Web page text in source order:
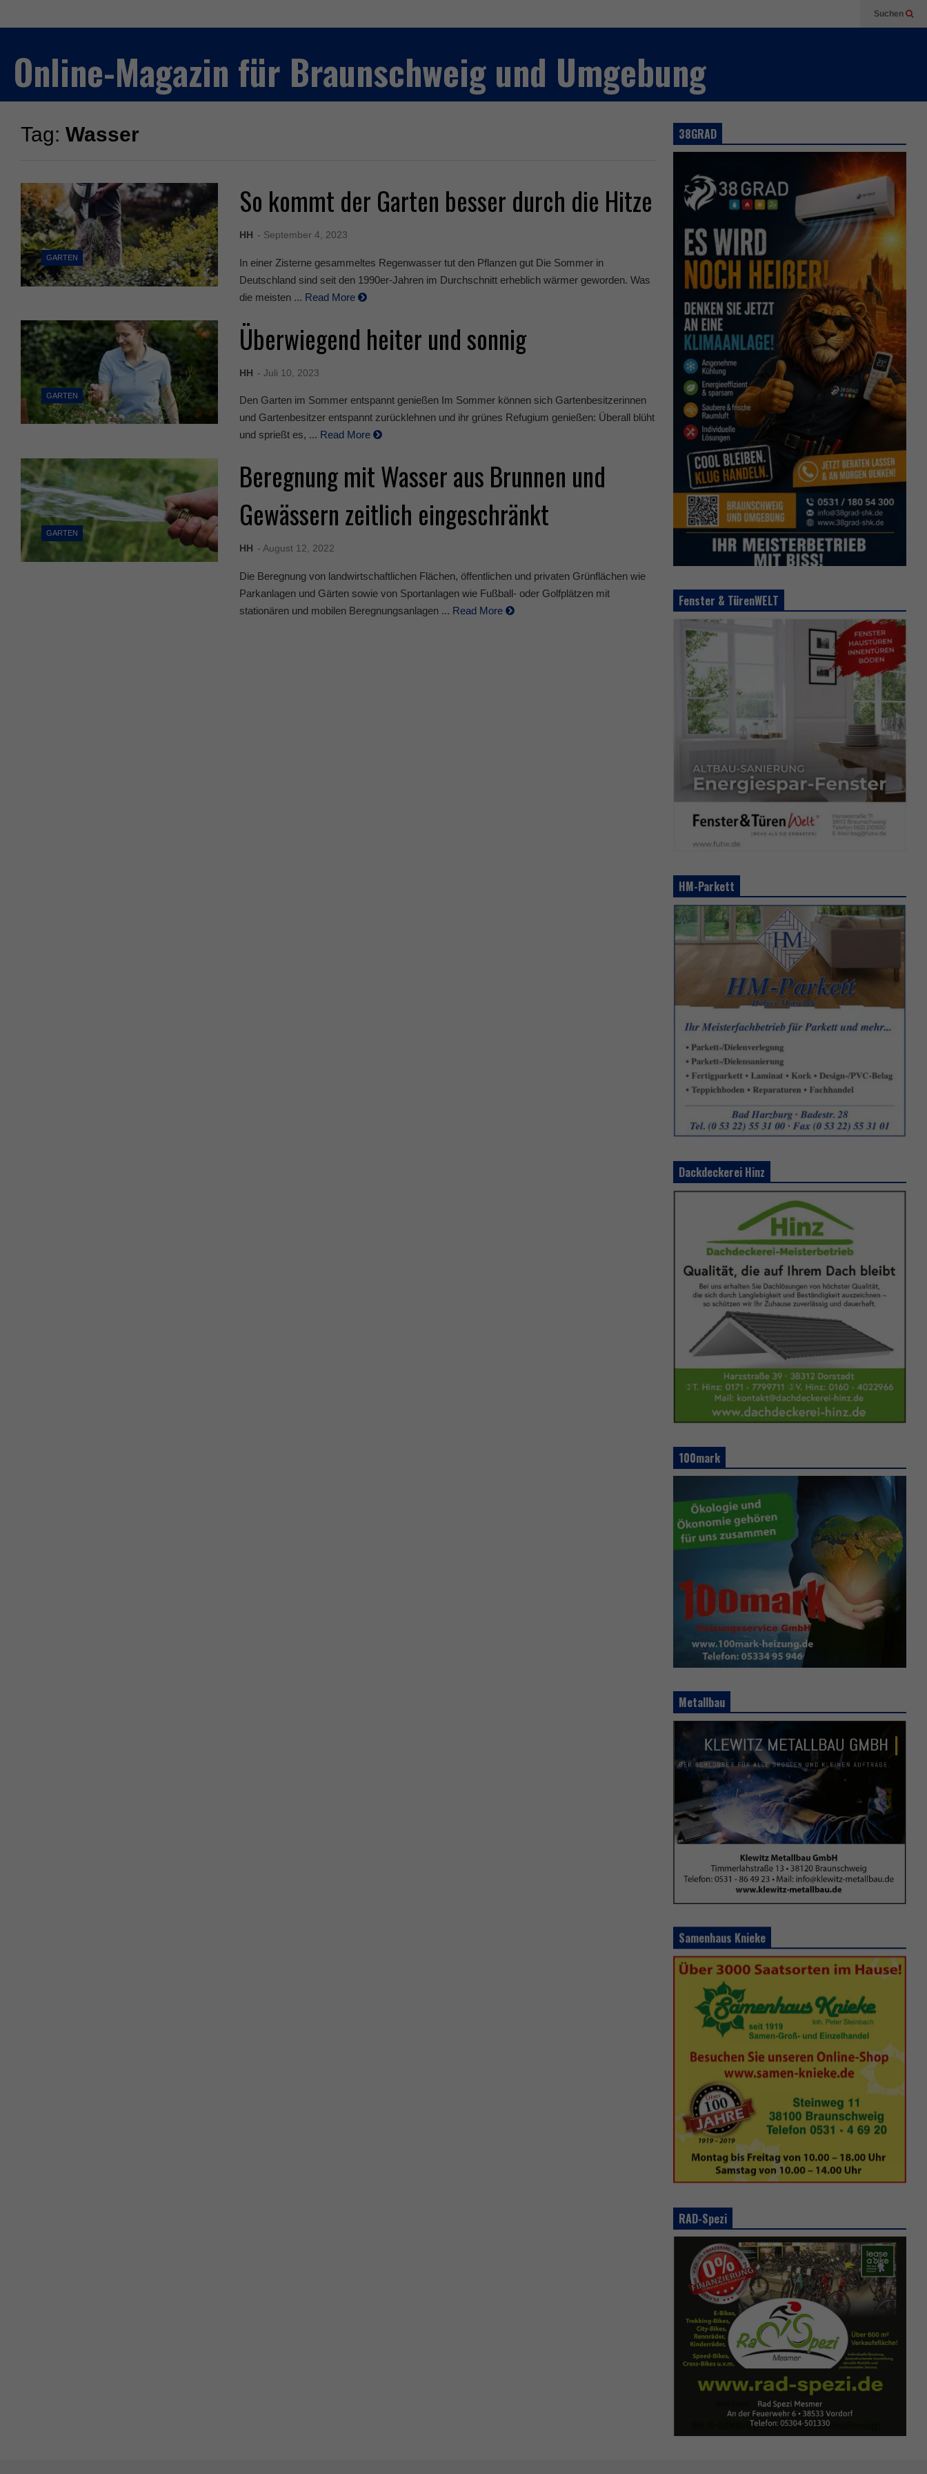
Suchen
Online-Magazin für Braunschweig und Umgebung
Tag: Wasser
GARTEN
So kommt der Garten besser durch die Hitze
HH - September 4, 2023
In einer Zisterne gesammeltes Regenwasser tut den Pflanzen gut Die Sommer in
Deutschland sind seit den 1990er-Jahren im Durchschnitt erheblich wärmer geworden. Was
die meisten ... Read More
GARTEN
Überwiegend heiter und sonnig
HH - Juli 10, 2023
Den Garten im Sommer entspannt genießen Im Sommer können sich Gartenbesitzerinnen
und Gartenbesitzer entspannt zurücklehnen und ihr grünes Refugium genießen: Überall blüht
und sprießt es, ... Read More
GARTEN
Beregnung mit Wasser aus Brunnen und
Gewässern zeitlich eingeschränkt
HH - August 12, 2022
Die Beregnung von landwirtschaftlichen Flächen, öffentlichen und privaten Grünflächen wie
Parkanlagen und Gärten sowie von Sportanlagen wie Fußball- oder Golfplätzen mit
stationären und mobilen Beregnungsanlagen ... Read More
38GRAD
Fenster & TürenWELT
HM-Parkett
Dackdeckerei Hinz
100mark
Metallbau
Samenhaus Knieke
RAD-Spezi